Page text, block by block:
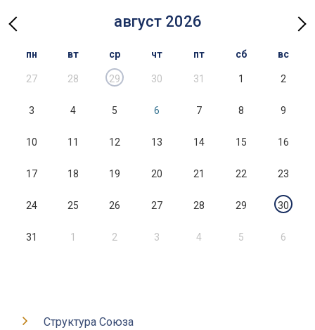
август 2026
пн вт ср чт пт сб вс
27 28 29 30 31 1 2
3 4 5 6 7 8 9
10 11 12 13 14 15 16
17 18 19 20 21 22 23
24 25 26 27 28 29 30
31 1 2 3 4 5 6
Структура Союза